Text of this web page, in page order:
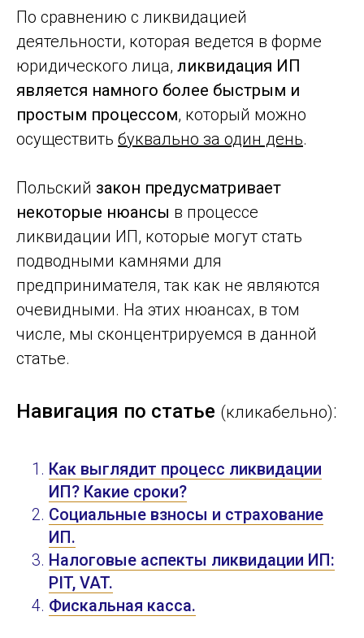
По сравнению с ликвидацией
деятельности, которая ведется в форме
юридического лица, ликвидация ИП
является намного более быстрым и
простым процессом, который можно
осуществить буквально за один день.
Польский закон предусматривает
некоторые нюансы в процессе
ликвидации ИП, которые могут стать
подводными камнями для
предпринимателя, так как не являются
очевидными. На этих нюансах, в том
числе, мы сконцентрируемся в данной
статье.
Навигация по статье (кликабельно):
Как выглядит процесс ликвидации
ИП? Какие сроки?
Социальные взносы и страхование
ИП.
Налоговые аспекты ликвидации ИП:
PIT, VAT.
Фискальная касса.